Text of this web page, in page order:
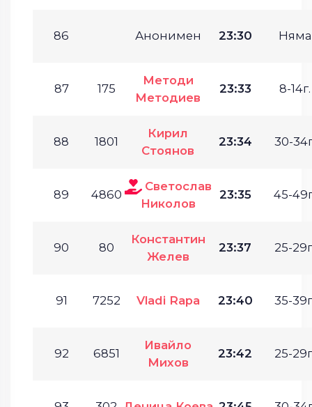
86 Анонимен 23:30 Няма
87 175
Методи
Методиев
23:33 8-14г.
88 1801
Кирил
Стоянов
23:34 30-
89 4860
Светослав
Николов
23:35 45-
90 80
Константин
Желев
23:37 25-
91 7252 Vladi Rapa 23:40 35-
92 6851
Ивайло
Михов
23:42 25-